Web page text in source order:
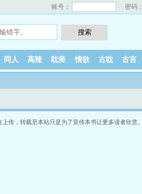
账号： 密码：
同人 高辣 耽美 情欲 古耽 古言
传，转载至本站只是为了宣传本书让更多读者欣赏。